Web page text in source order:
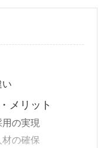
い
メリット
の実現
の確保